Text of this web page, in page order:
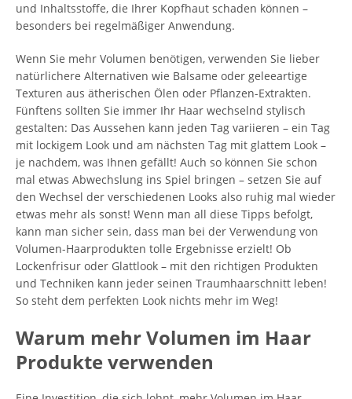
und Inhaltsstoffe, die Ihrer Kopfhaut schaden können –
besonders bei regelmäßiger Anwendung.
Wenn Sie mehr Volumen benötigen, verwenden Sie lieber
natürlichere Alternativen wie Balsame oder geleeartige
Texturen aus ätherischen Ölen oder Pflanzen-Extrakten.
Fünftens sollten Sie immer Ihr Haar wechselnd stylisch
gestalten: Das Aussehen kann jeden Tag variieren – ein Tag
mit lockigem Look und am nächsten Tag mit glattem Look –
je nachdem, was Ihnen gefällt! Auch so können Sie schon
mal etwas Abwechslung ins Spiel bringen – setzen Sie auf
den Wechsel der verschiedenen Looks also ruhig mal wieder
etwas mehr als sonst! Wenn man all diese Tipps befolgt,
kann man sicher sein, dass man bei der Verwendung von
Volumen-Haarprodukten tolle Ergebnisse erzielt! Ob
Lockenfrisur oder Glattlook – mit den richtigen Produkten
und Techniken kann jeder seinen Traumhaarschnitt leben!
So steht dem perfekten Look nichts mehr im Weg!
Warum mehr Volumen im Haar
Produkte verwenden